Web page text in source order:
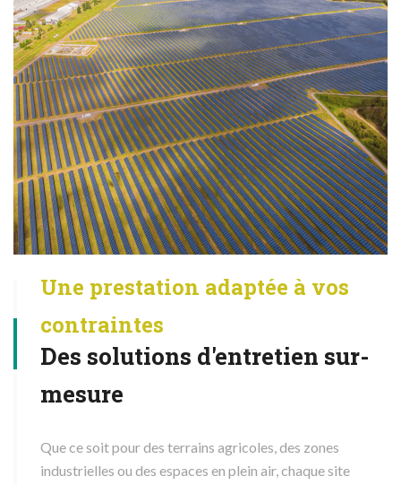
Une prestation adaptée à vos
contraintes
Des solutions d'entretien sur-
mesure
Que ce soit pour des terrains agricoles, des zones
industrielles ou des espaces en plein air, chaque site